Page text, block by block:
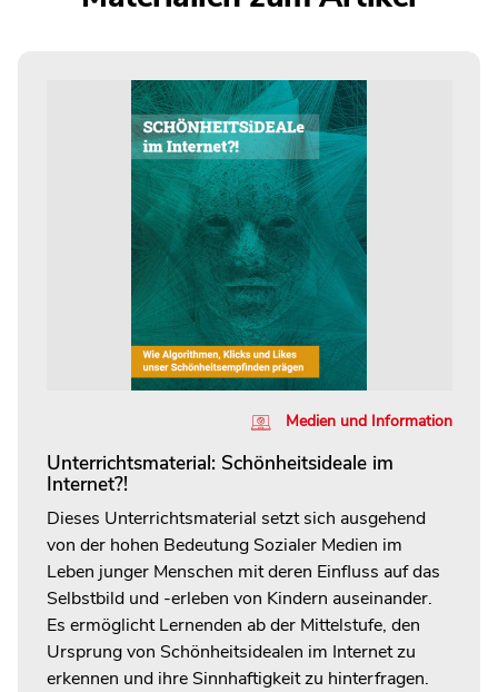
Medien und Information
Unterrichtsmaterial: Schönheitsideale im
Internet?!
Dieses Unterrichtsmaterial setzt sich ausgehend
von der hohen Bedeutung Sozialer Medien im
Leben junger Menschen mit deren Einfluss auf das
Selbstbild und -erleben von Kindern auseinander.
Es ermöglicht Lernenden ab der Mittelstufe, den
Ursprung von Schönheitsidealen im Internet zu
erkennen und ihre Sinnhaftigkeit zu hinterfragen.